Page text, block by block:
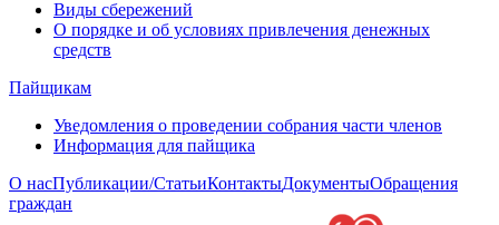
Виды сбережений
О порядке и об условиях привлечения денежных
средств
Пайщикам
Уведомления о проведении собрания части членов
Информация для пайщика
О насПубликации/СтатьиКонтактыДокументыОбращения
граждан